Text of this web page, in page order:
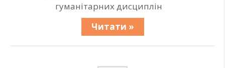
гуманітарних дисциплін
Читати »